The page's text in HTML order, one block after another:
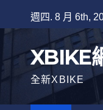
to
週四. 8 月 6th,
XBIKE
全新XBIKE